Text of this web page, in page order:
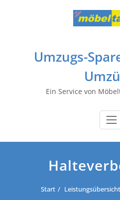
Umzugs-
Ein Service von
Start Leistungsübersicht